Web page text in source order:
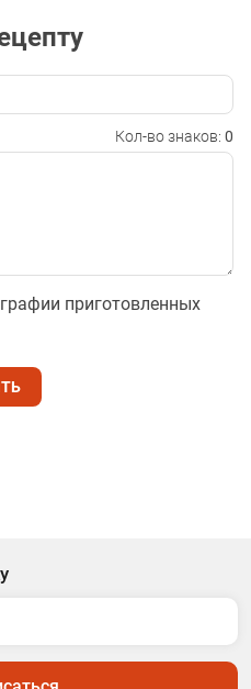
Кол-во знаков: 0
приготовленных